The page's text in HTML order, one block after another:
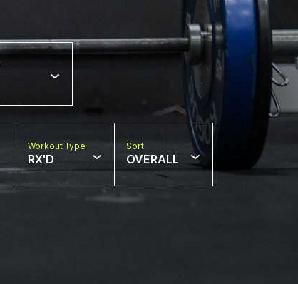
Workout Type
RX'D
Sort
OVERALL